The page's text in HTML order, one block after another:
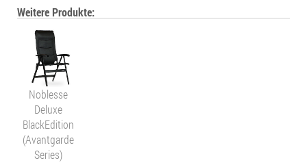
Weitere Produkte:
Noblesse
Deluxe
BlackEdition
(Avantgarde
Series)